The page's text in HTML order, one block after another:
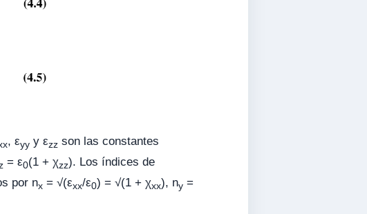
, εyy y εzz son las constantes
= ε0(1 + χzz). Los índices de
por nx = √(εxx/ε0) = √(1 + χxx), ny =